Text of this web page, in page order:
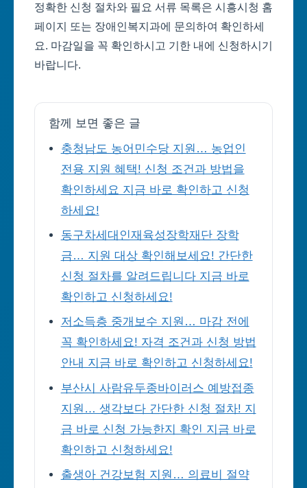
정확한 신청 절차와 필요 서류 목록은 시흥시청 홈
페이지 또는 장애인복지과에 문의하여 확인하세
요. 마감일을 꼭 확인하시고 기한 내에 신청하시기
바랍니다.
함께 보면 좋은 글
충청남도 농어민수당 지원… 농업인
전용 지원 혜택! 신청 조건과 방법을
확인하세요 지금 바로 확인하고 신청
하세요!
동구차세대인재육성장학재단 장학
금… 지원 대상 확인해보세요! 간단한
신청 절차를 알려드립니다 지금 바로
확인하고 신청하세요!
저소득층 중개보수 지원… 마감 전에
꼭 확인하세요! 자격 조건과 신청 방법
안내 지금 바로 확인하고 신청하세요!
부산시 사람유두종바이러스 예방접종
지원… 생각보다 간단한 신청 절차! 지
금 바로 신청 가능한지 확인 지금 바로
확인하고 신청하세요!
출생아 건강보험 지원… 의료비 절약